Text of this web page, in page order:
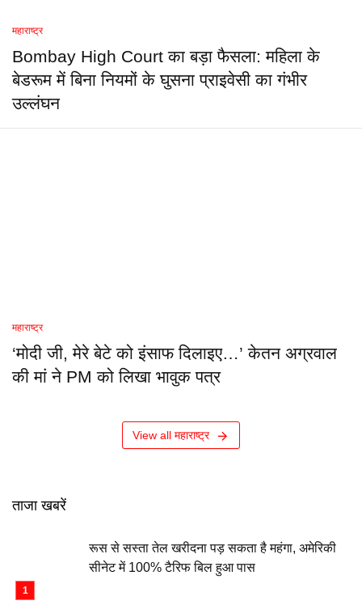
महाराष्ट्र
Bombay High Court का बड़ा फैसला: महिला के
बेडरूम में बिना नियमों के घुसना प्राइवेसी का गंभीर
उल्लंघन
महाराष्ट्र
‘मोदी जी, मेरे बेटे को इंसाफ दिलाइए…’ केतन अग्रवाल
की मां ने PM को लिखा भावुक पत्र
View all महाराष्ट्र
ताजा खबरें
रूस से सस्ता तेल खरीदना पड़ सकता है महंगा, अमेरिकी
सीनेट में 100% टैरिफ बिल हुआ पास